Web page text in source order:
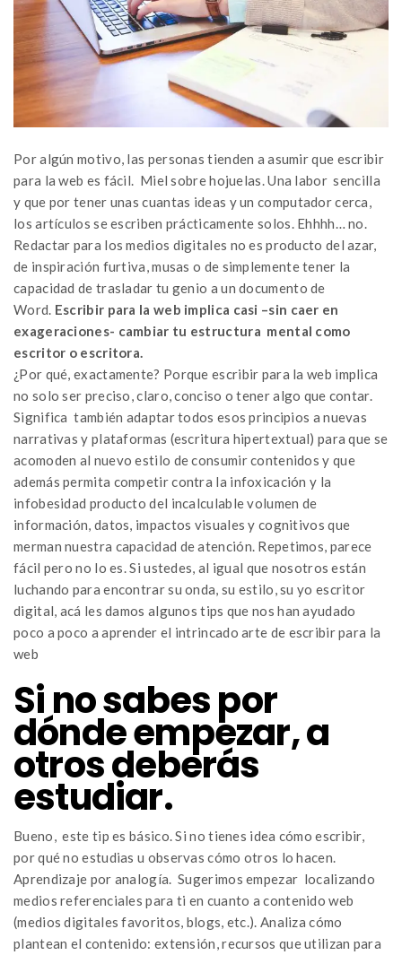
Por algún motivo, las personas tienden a asumir que escribir
para la web es fácil. Miel sobre hojuelas. Una labor sencilla
y que por tener unas cuantas ideas y un computador cerca,
los artículos se escriben prácticamente solos. Ehhhh… no.
Redactar para los medios digitales no es producto del azar,
de inspiración furtiva, musas o de simplemente tener la
capacidad de trasladar tu genio a un documento de
Word. Escribir para la web implica casi –sin caer en
exageraciones- cambiar tu estructura mental como
escritor o escritora.
¿Por qué, exactamente? Porque escribir para la web implica
no solo ser preciso, claro, conciso o tener algo que contar.
Significa también adaptar todos esos principios a nuevas
narrativas y plataformas (escritura hipertextual) para que se
acomoden al nuevo estilo de consumir contenidos y que
además permita competir contra la infoxicación y la
infobesidad producto del incalculable volumen de
información, datos, impactos visuales y cognitivos que
merman nuestra capacidad de atención. Repetimos, parece
fácil pero no lo es. Si ustedes, al igual que nosotros están
luchando para encontrar su onda, su estilo, su yo escritor
digital, acá les damos algunos tips que nos han ayudado
poco a poco a aprender el intrincado arte de escribir para la
web
Si no sabes por
dónde empezar, a
otros deberás
estudiar.
Bueno, este tip es básico. Si no tienes idea cómo escribir,
por qué no estudias u observas cómo otros lo hacen.
Aprendizaje por analogía. Sugerimos empezar localizando
medios referenciales para ti en cuanto a contenido web
(medios digitales favoritos, blogs, etc.). Analiza cómo
plantean el contenido: extensión, recursos que utilizan para